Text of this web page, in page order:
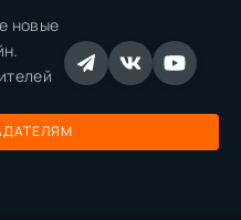
новые